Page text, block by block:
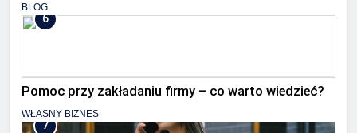
BLOG
6
Pomoc przy zakładaniu firmy – co warto wiedzieć?
WŁASNY BIZNES
7